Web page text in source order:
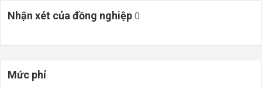
Nhận xét của đồng nghiệp 0
Mức phí